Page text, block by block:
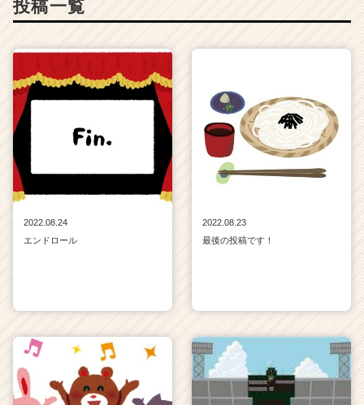
投稿一覧
2022.08.24
エンドロール
2022.08.23
最後の投稿です！